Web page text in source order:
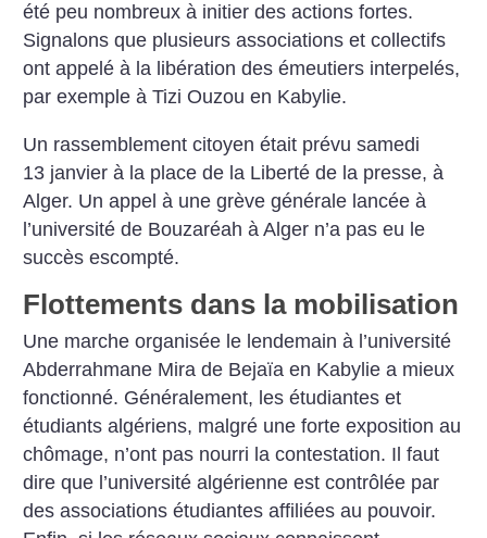
été peu nombreux à initier des actions fortes.
Signalons que plusieurs associations et collectifs
ont appelé à la libération des émeutiers interpelés,
par exemple à Tizi Ouzou en Kabylie.
Un rassemblement citoyen était prévu samedi
13 janvier à la place de la Liberté de la presse, à
Alger. Un appel à une grève générale lancée à
l’université de Bouzaréah à Alger n’a pas eu le
succès escompté.
Flottements dans la mobilisation
Une marche organisée le lendemain à l’université
Abderrahmane Mira de Bejaïa en Kabylie a mieux
fonctionné. Généralement, les étudiantes et
étudiants algériens, malgré une forte exposition au
chômage, n’ont pas nourri la contestation. Il faut
dire que l’université algérienne est contrôlée par
des associations étudiantes affiliées au pouvoir.